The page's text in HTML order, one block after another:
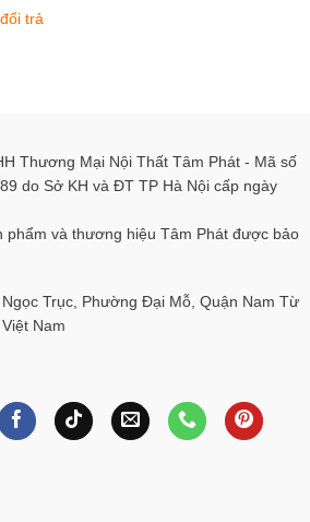
trả
Thương Mại Nội Thất Tâm Phát - Mã số
do Sở KH và ĐT TP Hà Nội cấp ngày
phẩm và thương hiệu Tâm Phát được bảo
Trục, Phường Đại Mỗ, Quận Nam Từ
Nam